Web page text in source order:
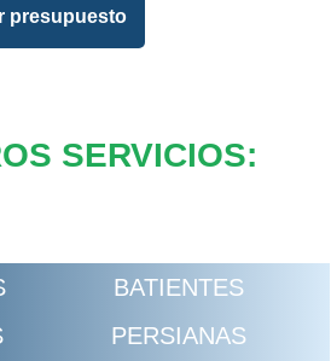
presupuesto
SERVICIOS:
BATIENTES
PERSIANAS